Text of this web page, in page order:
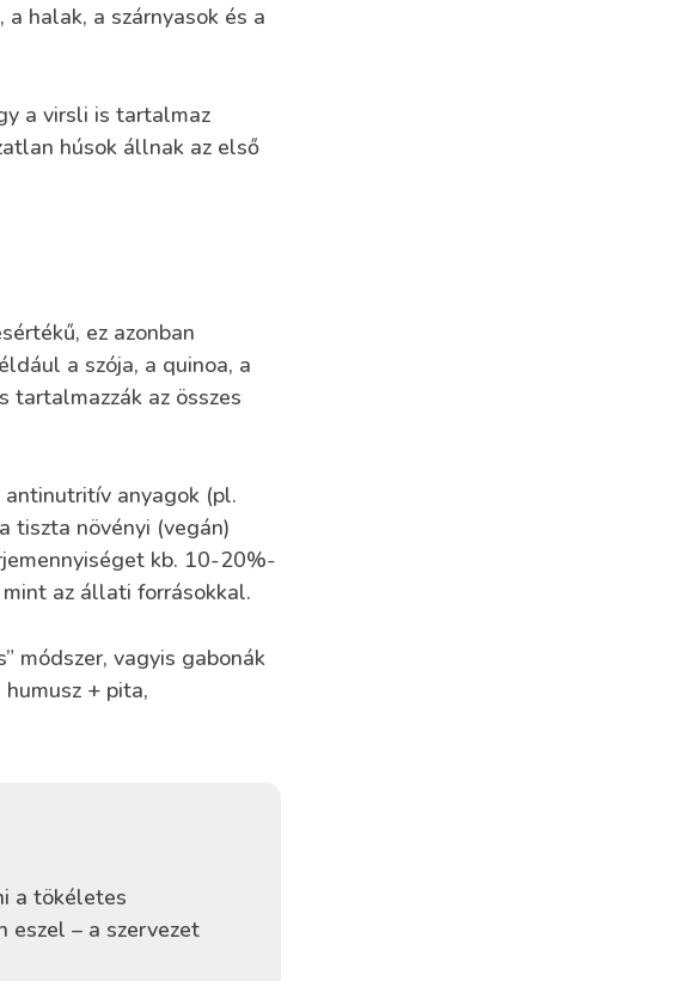
halak, a szárnyasok és a
a virsli is tartalmaz
húsok állnak az első
ez azonban
a szója, a quinoa, a
tartalmazzák az összes
anyagok (pl.
tiszta növényi (vegán)
kb. 10-20%-
az állati forrásokkal.
módszer, vagyis gabonák
+ pita,
a tökéletes
eszel – a szervezet